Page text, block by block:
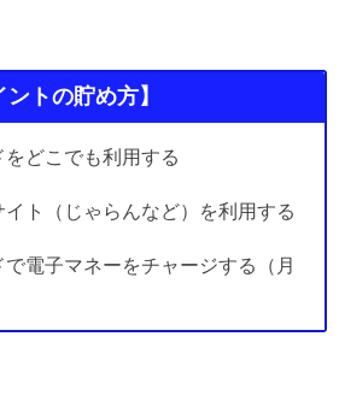
ントの貯め方】
をどこでも利用する
イト（じゃらんなど）を利用する
で電子マネーをチャージする（月